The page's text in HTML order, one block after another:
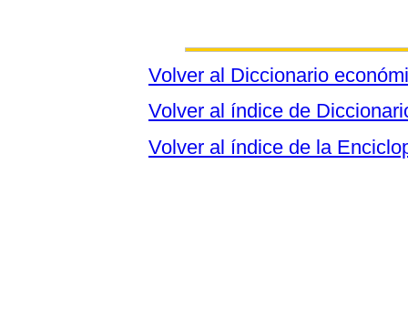
Volver al Diccionario
Volver al índice de
Volver al índice de la